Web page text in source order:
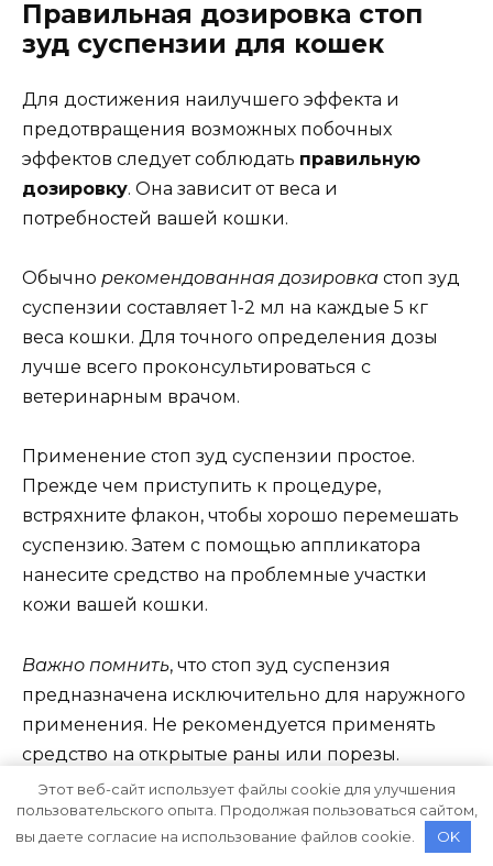
Правильная дозировка стоп
зуд суспензии для кошек
Для достижения наилучшего эффекта и
предотвращения возможных побочных
эффектов следует соблюдать правильную
дозировку. Она зависит от веса и
потребностей вашей кошки.
Обычно рекомендованная дозировка стоп зуд
суспензии составляет 1-2 мл на каждые 5 кг
веса кошки. Для точного определения дозы
лучше всего проконсультироваться с
ветеринарным врачом.
Применение стоп зуд суспензии простое.
Прежде чем приступить к процедуре,
встряхните флакон, чтобы хорошо перемешать
суспензию. Затем с помощью аппликатора
нанесите средство на проблемные участки
кожи вашей кошки.
Важно помнить, что стоп зуд суспензия
предназначена исключительно для наружного
применения. Не рекомендуется применять
средство на открытые раны или порезы.
В случае появления аллергических реакций,
таких как покраснение или отек, немедленно
Этот веб-сайт использует файлы cookie для улучшения
пользовательского опыта. Продолжая пользоваться сайтом,
вы даете согласие на использование файлов cookie.
OK